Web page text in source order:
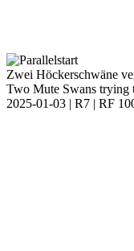
Zwei Höckerschwäne
Two Mute Swans trying
2025-01-03 | R7 | RF